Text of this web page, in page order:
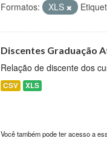
Formatos: XLS
Discentes Graduação
Relação de discente dos
CSV XLS
Você também pode ter acesso a